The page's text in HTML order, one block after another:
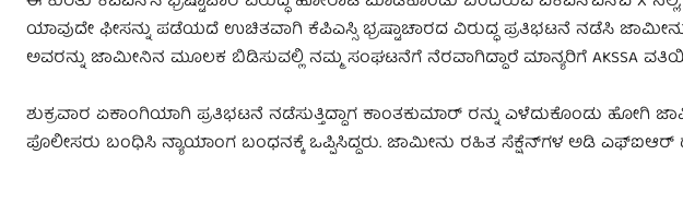
ಯಾವುದೇ ಫೀಸನ್ನು ಪಡೆಯದೆ ಉಚಿತವಾಗಿ ಕೆಪಿಎಸ್ಸಿ ಭ್ರಷ್ಟಾಚಾರದ ವಿರುದ್ಧ ಪ್ರತಿಭಟನೆ ನಡೆಸಿ
ಅವರನ್ನು ಜಾಮೀನಿನ ಮೂಲಕ ಬಿಡಿಸುವಲ್ಲಿ ನಮ್ಮ ಸಂಘಟನೆಗೆ ನೆರವಾಗಿದ್ದಾರೆ ಮಾನ್ಯರಿಗೆ AKSSA
ಶುಕ್ರವಾರ ಏಕಾಂಗಿಯಾಗಿ ಪ್ರತಿಭಟನೆ ನಡೆಸುತ್ತಿದ್ದಾಗ ಕಾಂತಕುಮಾ‌ರ್ ರನ್ನು ಎಳೆದುಕೊಂಡು
ಪೊಲೀಸರು ಬಂಧಿಸಿ ನ್ಯಾಯಾಂಗ ಬಂಧನಕ್ಕೆ ಒಪ್ಪಿಸಿದ್ದರು. ಜಾಮೀನು ರಹಿತ ಸೆಕ್ಷೆನ್‌ಗಳ ಅಡಿ ಎಫ್‌ಐಆರ್‌